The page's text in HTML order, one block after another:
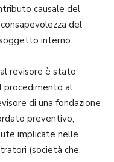
causale del
del
interno.
revisore è stato
procedimento al
di una fondazione
preventivo,
implicate nelle
(società che,